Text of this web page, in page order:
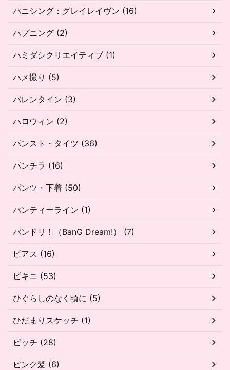
パニシング：グレイレイヴン (16)
ハプニング (2)
ハミダシクリエイティブ (1)
ハメ撮り (5)
バレンタイン (3)
ハロウィン (2)
パンスト・タイツ (36)
パンチラ (16)
パンツ・下着 (50)
パンティーライン (1)
バンドリ！（BanG Dream!） (7)
ピアス (16)
ビキニ (53)
ひぐらしのなく頃に (5)
ひだまりスケッチ (1)
ビッチ (28)
ピンク髪 (6)